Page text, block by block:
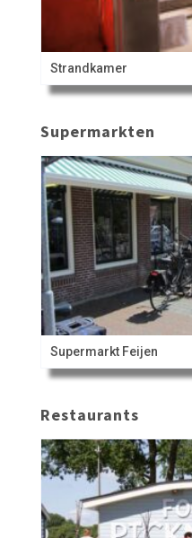
Strandkamer
Supermarkten
Supermarkt Feijen
Restaurants